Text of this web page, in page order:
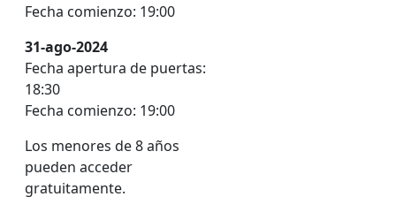
Fecha comienzo: 19:00
31-ago-2024
Fecha apertura de puertas:
18:30
Fecha comienzo: 19:00
Los menores de 8 años
pueden acceder
gratuitamente.